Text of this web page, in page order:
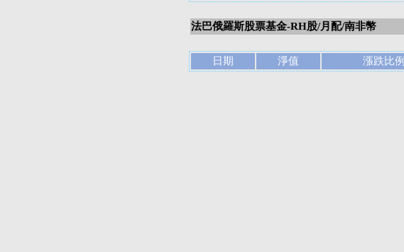
法巴俄羅斯股票基金-RH股/月配/南非幣
日期 淨值 漲跌比例